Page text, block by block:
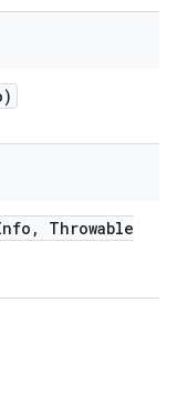
,
Throwable